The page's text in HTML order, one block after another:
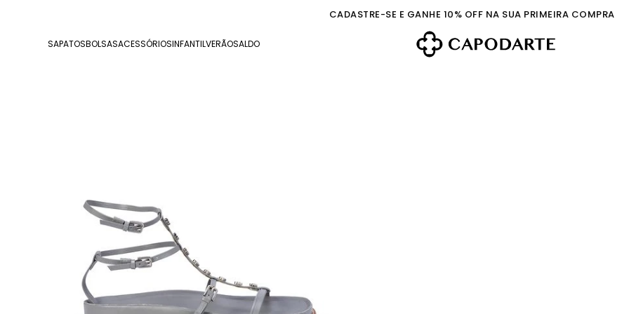
CADASTRE-SE E GANHE 10% OFF NA SUA PRIMEIRA COMPRA
SAPATOSBOLSASACESSÓRIOSINFANTILVERÃOSALDO